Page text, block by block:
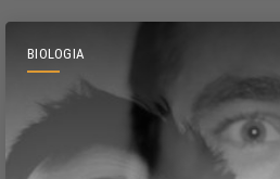
BIOLOGIA